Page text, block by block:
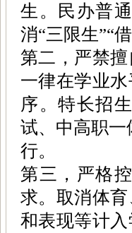
生。民办普
消“三限生”“
第二，严禁
一律在学业
序。特长招
试、中高职
行。
第三，严格
求。取消体
和表现等计